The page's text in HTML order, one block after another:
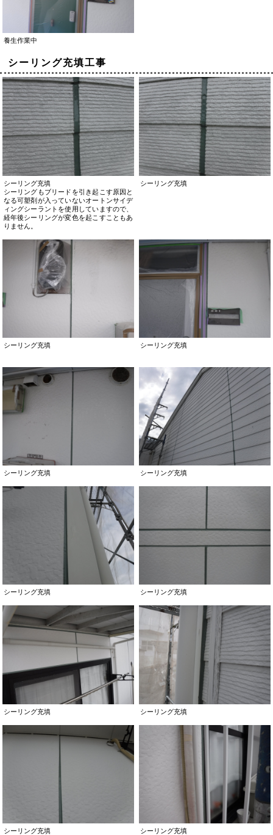
養生作業中
シーリング充填工事
シーリング充填
シーリングもブリードを引き起こす原因と
なる可塑剤が入っていないオートンサイデ
ィングシーラントを使用していますので、
経年後シーリングが変色を起こすこともあ
りません。
シーリング充填
シーリング充填 シーリング充填
シーリング充填 シーリング充填
シーリング充填 シーリング充填
シーリング充填 シーリング充填
シーリング充填 シーリング充填